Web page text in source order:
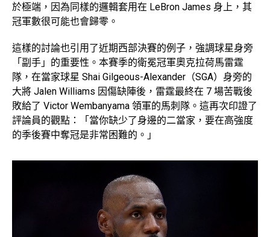
於極端，因為同樣的邏輯套用在 LeBron James 身上，其
冠軍數很可能也會歸零。
這樣的討論也引用了近期西部決賽的例子，強調球星身旁
「副手」的重要性。本賽季的衛冕冠軍奧克拉荷馬雷霆
隊，在當家球星 Shai Gilgeous-Alexander（SGA）身旁的
大將 Jalen Williams 因傷缺陣後，雷霆最終在 7 場苦戰後
敗給了 Victor Wembanyama 領軍的馬刺隊。這再次印證了
評論員的觀點：「當你缺少了身邊的二當家，要在高強度
的季後賽中奪冠是非常困難的。」